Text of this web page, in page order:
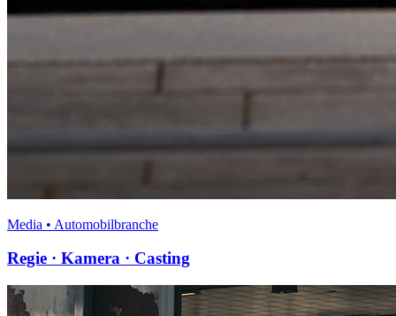
Media • Automobilbranche
Regie · Kamera · Casting